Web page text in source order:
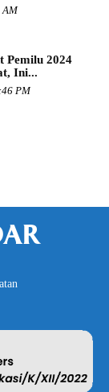
AM
Pemilu 2024
Ini...
PM